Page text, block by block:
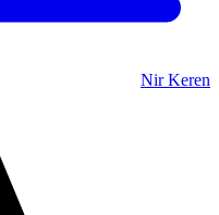
Nir Keren